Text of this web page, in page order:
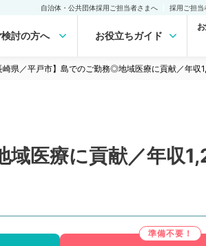
自治体・公共団体採用ご担当者さまへ 採用ご担当
討の方へ お役立ちガイド
崎県／平戸市】島でのご勤務◎地域医療に貢献／年収
域医療に貢献／年収